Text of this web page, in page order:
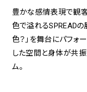
豊かな感情表現で観
色で溢れるSPREAD
色？」を舞台にパフォ
した空間と身体が共
ム。